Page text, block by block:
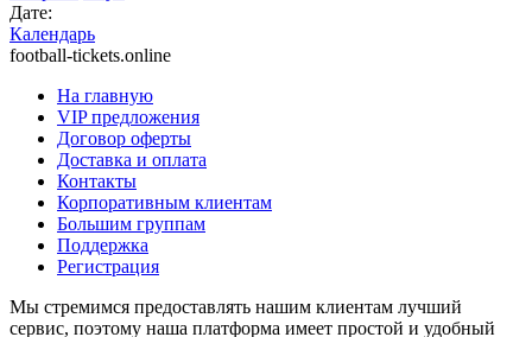
Дате:
Календарь
football-tickets.online
На главную
VIP предложения
Договор оферты
Доставка и оплата
Контакты
Корпоративным клиентам
Большим группам
Поддержка
Регистрация
Мы стремимся предоставлять нашим клиентам лучший
сервис, поэтому наша платформа имеет простой и удобный